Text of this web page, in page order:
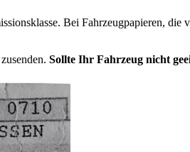
Bei Fahrzeugpapieren,
Sollte Ihr Fahrzeug nicht